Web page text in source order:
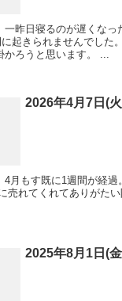
一昨日寝るのが遅くなっ
起きられませんでした
かろうと思います。 ...
2026年4月7日(
4月もす既に1週間が経過
売れてくれてありがた
2025年8月1日(